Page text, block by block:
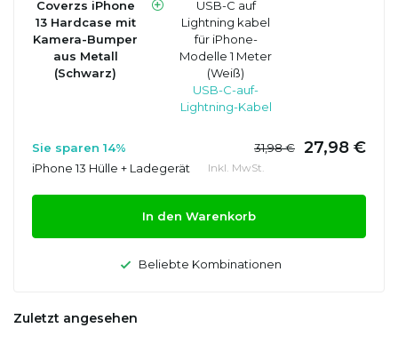
Coverzs iPhone
13 Hardcase mit
Kamera-Bumper
aus Metall
(Schwarz)
USB-C auf
Lightning kabel
für iPhone-
Modelle 1 Meter
(Weiß)
USB-C-auf-
Lightning-Kabel
Sie sparen 14% 31,98 € 27,98 €
iPhone 13 Hülle + Ladegerät Inkl. MwSt.
In den Warenkorb
Beliebte Kombinationen
Zuletzt angesehen